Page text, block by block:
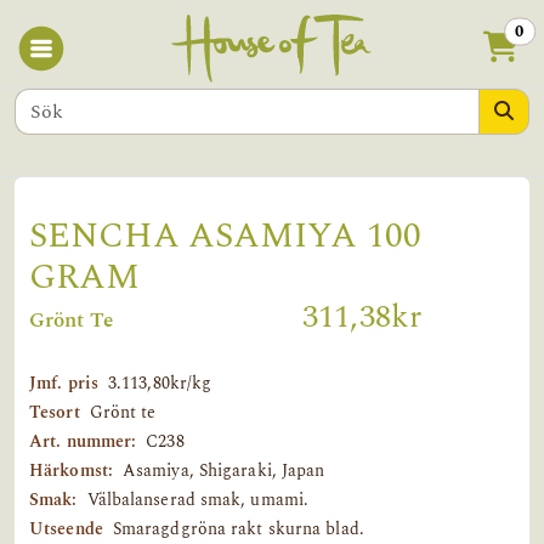
0
SENCHA ASAMIYA 100
GRAM
Grönt Te 311,38kr
Jmf. pris 3.113,80kr/kg
Tesort Grönt te
Art. nummer: C238
Härkomst: Asamiya, Shigaraki, Japan
Smak: Välbalanserad smak, umami.
Utseende Smaragdgröna rakt skurna blad.